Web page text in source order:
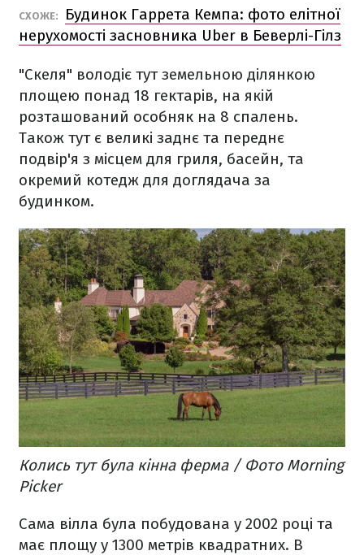
СХОЖЕ:
Будинок Гаррета Кемпа: фото елітної
нерухомості засновника Uber в Беверлі-Гілз
"Скеля" володіє тут земельною ділянкою
площею понад 18 гектарів, на якій
розташований особняк на 8 спалень.
Також тут є великі заднє та переднє
подвір'я з місцем для гриля, басейн, та
окремий котедж для доглядача за
будинком.
Колись тут була кінна ферма / Фото Morning
Picker
Сама вілла була побудована у 2002 році та
має площу у 1300 метрів квадратних. В